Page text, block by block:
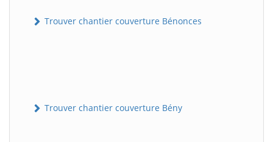
Trouver chantier couverture Bénonces
Trouver chantier couverture Bény